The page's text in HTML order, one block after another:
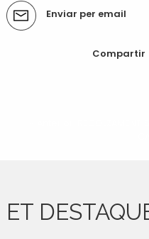
Accions
del
Enviar per email
Compartir
ET